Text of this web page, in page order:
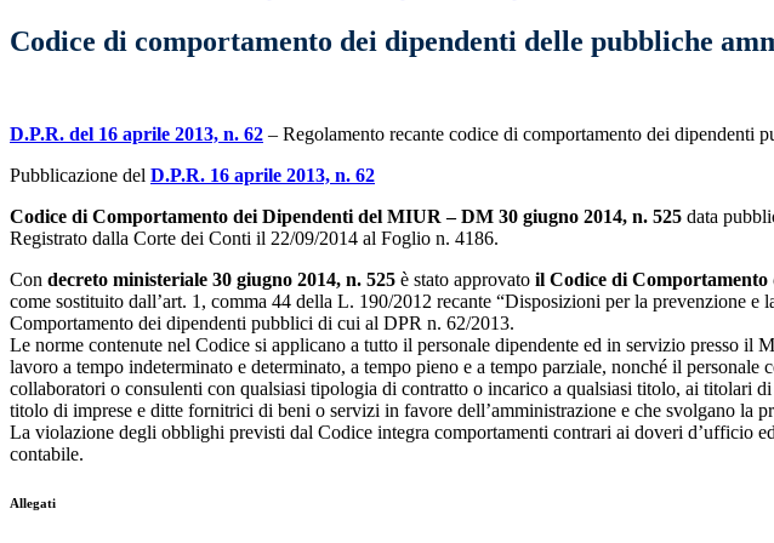
Codice di comportamento dei dipendenti delle pubbliche
D.P.R. del 16 aprile 2013, n. 62 – Regolamento recante codice di comportamento dei
Pubblicazione del D.P.R. 16 aprile 2013, n. 62
Codice di Comportamento dei Dipendenti del MIUR – DM 30 giugno 2014, n. 525 data
Registrato dalla Corte dei Conti il 22/09/2014 al Foglio n. 4186.
Con decreto ministeriale 30 giugno 2014, n. 525 è stato approvato il Codice di
come sostituito dall’art. 1, comma 44 della L. 190/2012 recante “Disposizioni per la prevenzione
Comportamento dei dipendenti pubblici di cui al DPR n. 62/2013.
Le norme contenute nel Codice si applicano a tutto il personale dipendente ed in servizio presso
lavoro a tempo indeterminato e determinato, a tempo pieno e a tempo parziale, nonché il
collaboratori o consulenti con qualsiasi tipologia di contratto o incarico a qualsiasi titolo, ai
titolo di imprese e ditte fornitrici di beni o servizi in favore dell’amministrazione e che svolgano la
La violazione degli obblighi previsti dal Codice integra comportamenti contrari ai doveri d’ufficio
contabile.
Allegati